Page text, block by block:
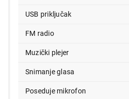
USB priključak
FM radio
Muzički plejer
Snimanje glasa
Poseduje mikrofon